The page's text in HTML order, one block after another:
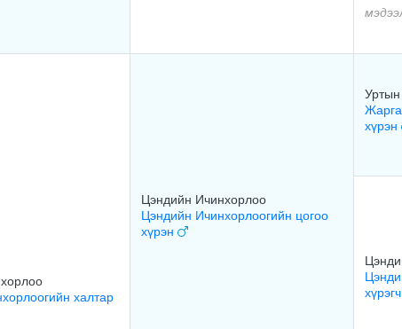
халтар
Цэндийн Ичинхорлоо
Цэндийн Ичинхорлоогийн цогоо
хүрэн
Уртын
хүрэн
хүрэгч